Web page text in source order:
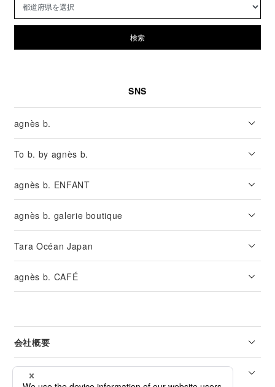
検索
SNS
agnès b.
To b. by agnès b.
agnès b. ENFANT
agnès b. galerie boutique
Tara Océan Japan
agnès b. CAFÉ
会社概要
リーガル